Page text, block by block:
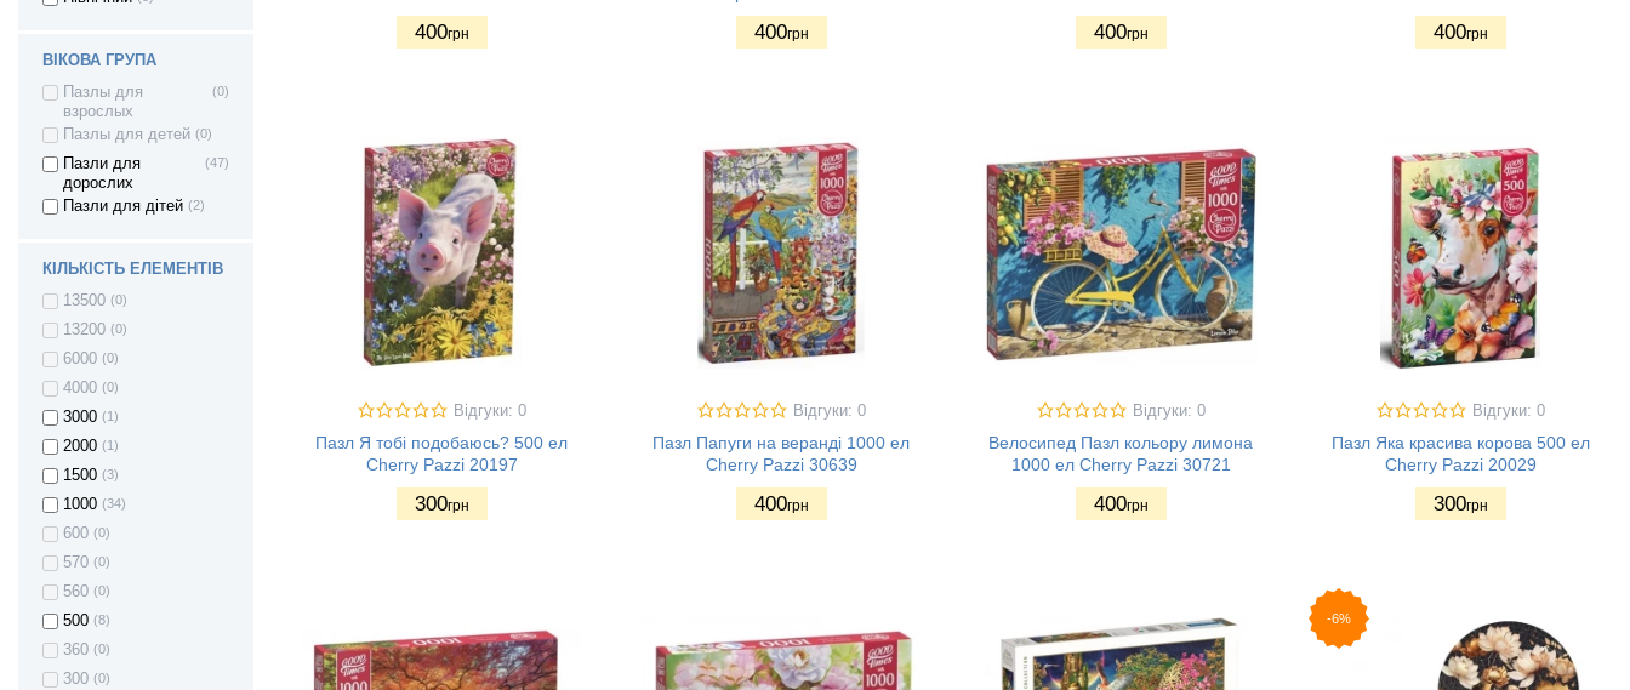
ВІКОВА ГРУПА
Пазлы для
взрослых
(0)
Пазлы для детей (0)
Пазли для
дорослих
(47)
Пазли для дітей (2)
КІЛЬКІСТЬ ЕЛЕМЕНТІВ
13500 (0)
13200 (0)
6000 (0)
4000 (0)
3000 (1)
2000 (1)
1500 (3)
1000 (34)
600 (0)
570 (0)
560 (0)
500 (8)
360 (0)
300 (0)
400грн 400грн 400грн 400грн
Відгуки: 0
Пазл Я тобі подобаюсь? 500 ел
Cherry Pazzi 20197
300грн
Відгуки: 0
Пазл Папуги на веранді 1000 ел
Cherry Pazzi 30639
400грн
Відгуки: 0
Велосипед Пазл кольору лимона
1000 ел Cherry Pazzi 30721
400грн
Відгуки: 0
Пазл Яка красива корова 500 ел
Cherry Pazzi 20029
300грн
-6%